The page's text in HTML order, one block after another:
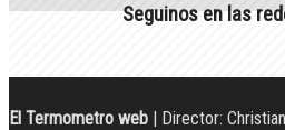
Seguinos en las
El Termometro web | Director: